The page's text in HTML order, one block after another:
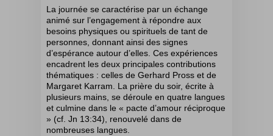
La journée se caractérise par un échange
animé sur l’engagement à répondre aux
besoins physiques ou spirituels de tant de
personnes, donnant ainsi des signes
d’espérance autour d’elles. Ces expériences
encadrent les deux principales contributions
thématiques : celles de Gerhard Pross et de
Margaret Karram. La prière du soir, écrite à
plusieurs mains, se déroule en quatre langues
et culmine dans le « pacte d’amour réciproque
» (cf. Jn 13:34), renouvelé dans de
nombreuses langues.